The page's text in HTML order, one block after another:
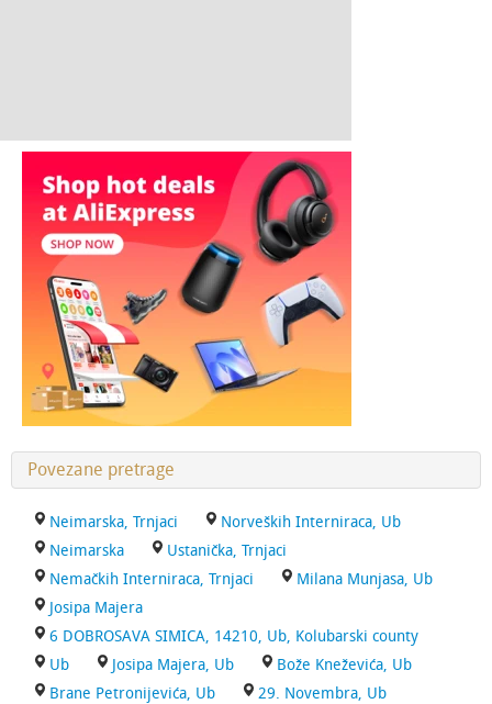
Povezane pretrage
Neimarska, Trnjaci
Norveških Interniraca, Ub
Neimarska
Ustanička, Trnjaci
Nemačkih Interniraca, Trnjaci
Milana Munjasa, Ub
Josipa Majera
6 DOBROSAVA SIMICA, 14210, Ub, Kolubarski county
Ub
Josipa Majera, Ub
Bože Kneževića, Ub
Brane Petronijevića, Ub
29. Novembra, Ub